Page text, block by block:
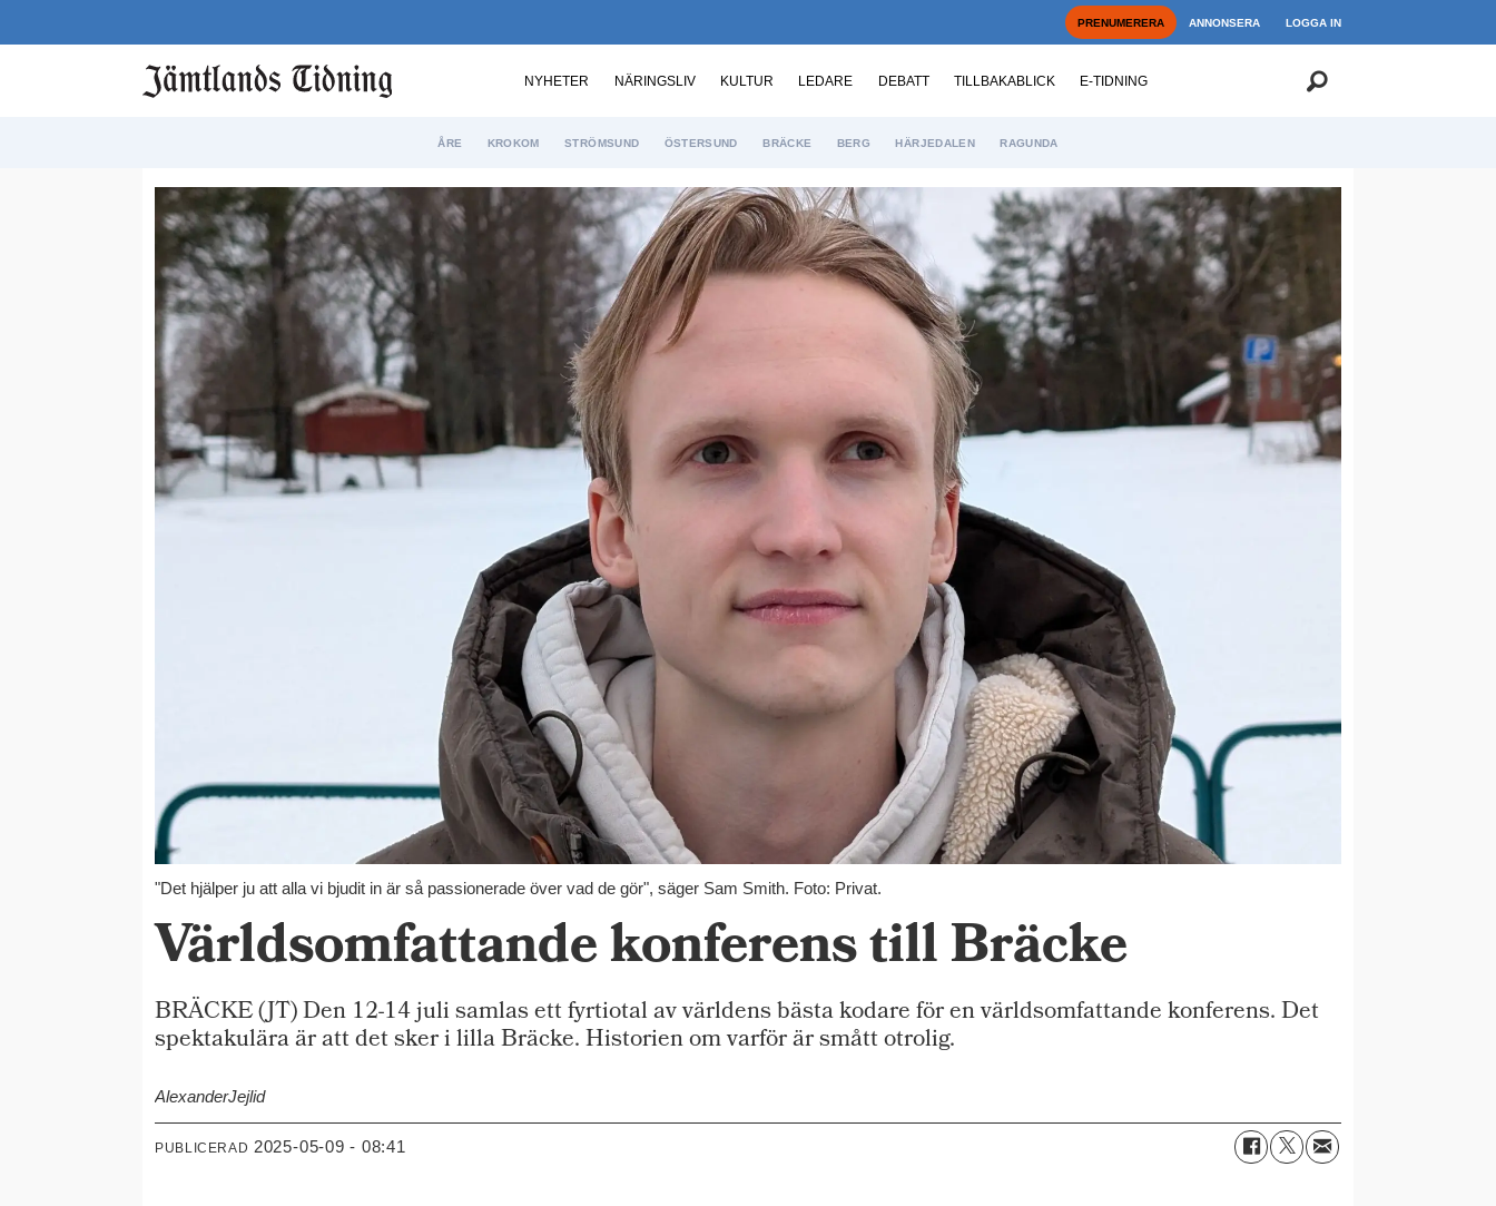
PRENUMERERA ANNONSERA LOGGA IN
NYHETER NÄRINGSLIV KULTUR LEDARE DEBATT TILLBAKABLICK E-TIDNING
ÅRE KROKOM STRÖMSUND ÖSTERSUND BRÄCKE BERG HÄRJEDALEN RAGUNDA
"Det hjälper ju att alla vi bjudit in är så passionerade över vad de gör", säger Sam Smith. Foto: Privat.
Världsomfattande konferens till Bräcke
BRÄCKE (JT) Den 12-14 juli samlas ett fyrtiotal av världens bästa kodare för en världsomfattande konferens. Det
spektakulära är att det sker i lilla Bräcke. Historien om varför är smått otrolig.
AlexanderJejlid
PUBLICERAD 2025-05-09 - 08:41